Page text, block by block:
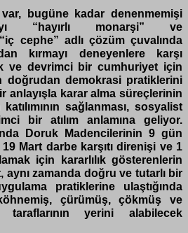
bugüne kadar denenmemişi
“hayırlı monarşi” ve
cephe” adlı çözüm çuvalında
kırmayı deneyenlere karşı
ve devrimci bir cumhuriyet için
doğrudan demokrasi pratiklerini
anlayışla karar alma süreçlerinin
sağlanması, sosyalist
bir atılım anlamına geliyor.
Doruk Madencilerinin 9 gün
Mart darbe karşıtı direnişi ve 1
için kararlılık gösterenlerin
aynı zamanda doğru ve tutarlı bir
pratiklerine ulaştığında
çürümüş, çökmüş ve
taraflarının yerini alabilecek